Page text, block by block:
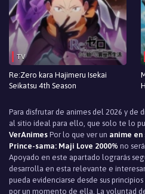
TV
Re:Zero kara Hajimeru Isekai
Seikatsu 4th Season
Para disfrutar de animes del 2026 y de
al sitio ideal para ello, que solo te lo
VerAnimes Por lo que ver un anime en
Prince-sama: Maji Love 2000% no
Apoyado en este apartado lograrás
desarrolla en esta relevante e
pueda evidenciarse desde sus
por un momento de ella. La voluntad